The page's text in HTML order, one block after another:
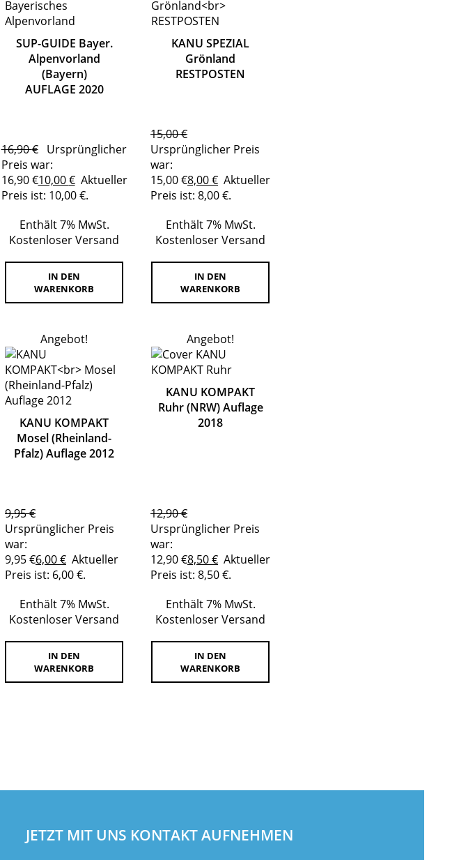
SUP-GUIDE Bayer.
Alpenvorland
(Bayern)
AUFLAGE 2020
16,90€
Ursprünglicher
Preis war:
16,90 €10,00€ Aktueller
Preis ist: 10,00 €.
Enthält 7% MwSt.
Kostenloser Versand
IN DEN
WARENKORB
KANU SPEZIAL
Grönland
RESTPOSTEN
15,00€
Ursprünglicher Preis
war:
15,00 €8,00€ Aktueller
Preis ist: 8,00 €.
Enthält 7% MwSt.
Kostenloser Versand
IN DEN
WARENKORB
Angebot!
KANU KOMPAKT
Mosel (Rheinland-
Pfalz) Auflage 2012
9,95€
Ursprünglicher Preis
war:
9,95 €6,00€ Aktueller
Preis ist: 6,00 €.
Enthält 7% MwSt.
Kostenloser Versand
IN DEN
WARENKORB
Angebot!
KANU KOMPAKT
Ruhr (NRW) Auflage
2018
12,90€
Ursprünglicher Preis
war:
12,90 €8,50€ Aktueller
Preis ist: 8,50 €.
Enthält 7% MwSt.
Kostenloser Versand
IN DEN
WARENKORB
JETZT MIT UNS KONTAKT AUFNEHMEN